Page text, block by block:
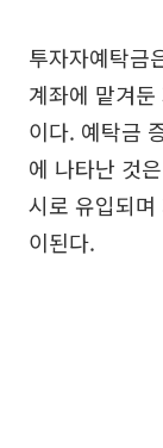
투자자예탁금
계좌에 맡겨
이다. 예탁금
에 나타난 것
시로 유입되며
이된다.